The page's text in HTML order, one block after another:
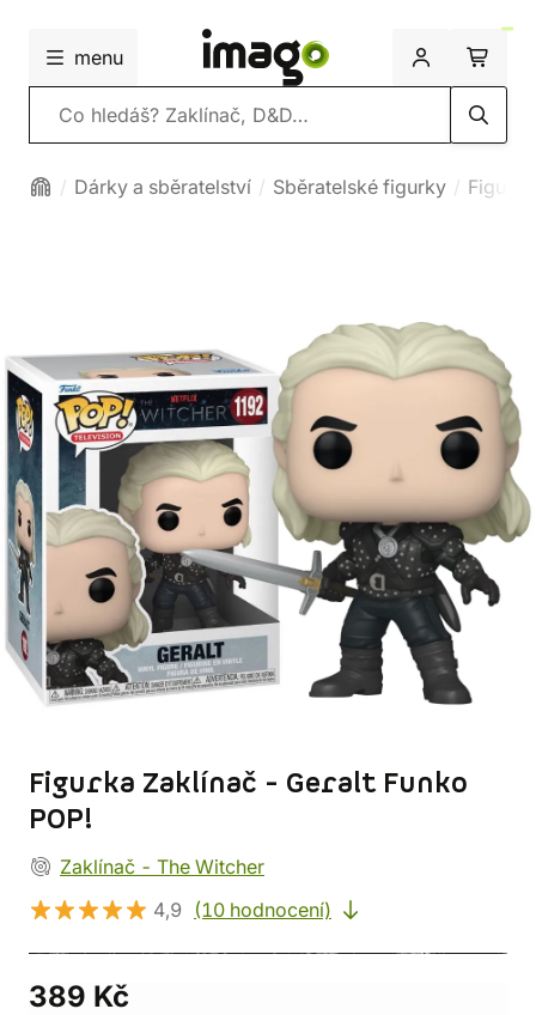
menu
Vyhledávání
Dárky a sběratelství Sběratelské figurky
Figurka Zaklínač - Geralt Funko
POP!
Zaklínač - The Witcher
4,9 (10 hodnocení)
389 Kč